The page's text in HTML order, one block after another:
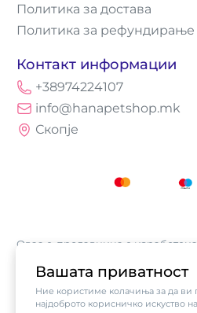
Вашата приватност
Ние користиме колачиња за да ви
најдоброто корисничко искуство
Политика за достава
Политика за рефундирање
Контакт информации
+38974224107
info@hanapetshop.mk
Скопје
Оваа е-продавница е
„Е-трговија: Супермоќ за
кој е имплементиран од
Северна Македонија , а